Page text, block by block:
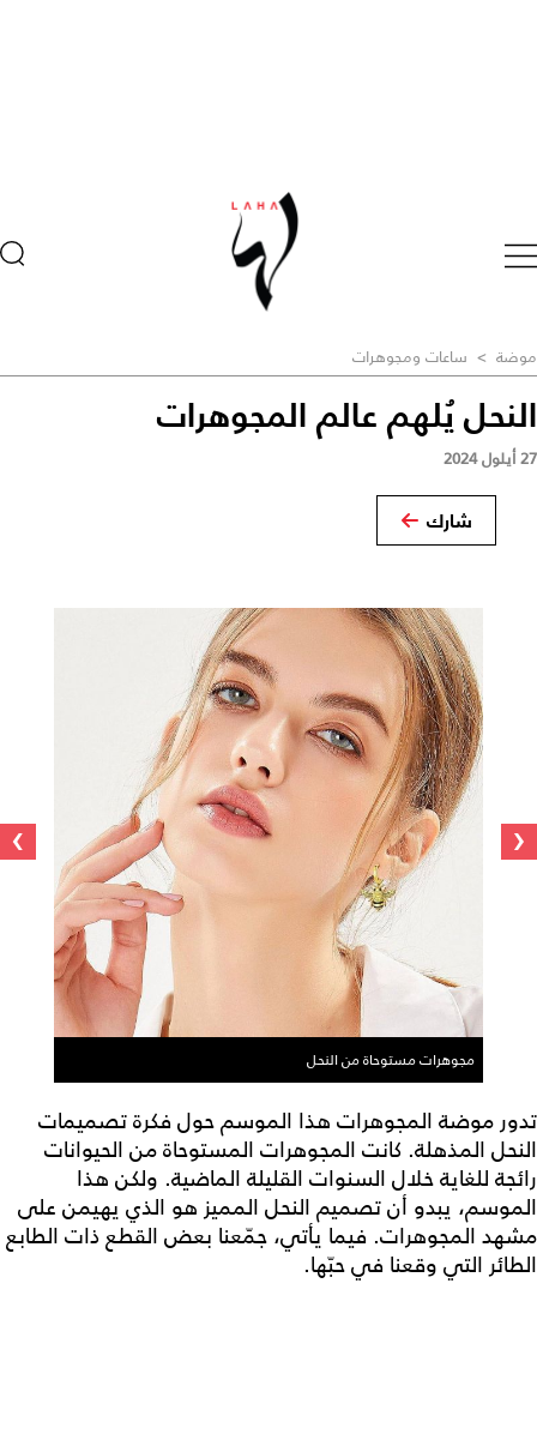
موضة > ساعات ومجوهرات
النحل يُلهم عالم المجوهرات
27 أيلول 2024
شارك
مجوهرات مستوحاة من النحل
‹
›
تدور موضة المجوهرات هذا الموسم حول فكرة تصميمات
النحل المذهلة. كانت المجوهرات المستوحاة من الحيوانات
رائجة للغاية خلال السنوات القليلة الماضية. ولكن هذا
الموسم، يبدو أن تصميم النحل المميز هو الذي يهيمن على
مشهد المجوهرات. فيما يأتي، جمّعنا بعض القطع ذات الطابع
الطائر التي وقعنا في حبّها.